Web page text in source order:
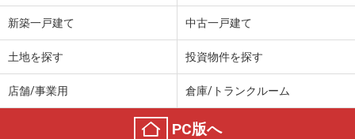
新築一戸建て 中古一戸建て
土地を探す 投資物件を探す
店舗/事業用 倉庫/トランクルーム
PC版へ